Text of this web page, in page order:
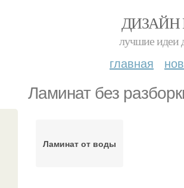
ДИЗАЙН
лучшие идеи
главная
Ламинат без
Ламинат от воды